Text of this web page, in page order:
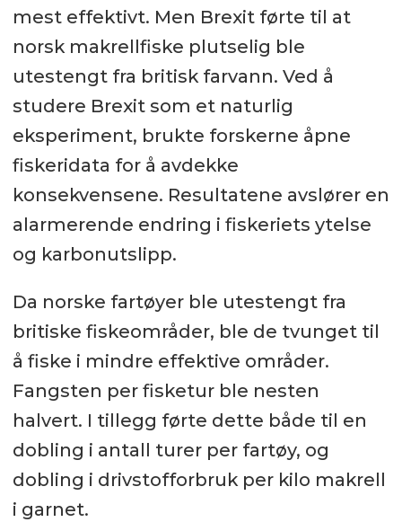
mest effektivt. Men Brexit førte til at
norsk makrellfiske plutselig ble
utestengt fra britisk farvann. Ved å
studere Brexit som et naturlig
eksperiment, brukte forskerne åpne
fiskeridata for å avdekke
konsekvensene. Resultatene avslører en
alarmerende endring i fiskeriets ytelse
og karbonutslipp.
Da norske fartøyer ble utestengt fra
britiske fiskeområder, ble de tvunget til
å fiske i mindre effektive områder.
Fangsten per fisketur ble nesten
halvert. I tillegg førte dette både til en
dobling i antall turer per fartøy, og
dobling i drivstofforbruk per kilo makrell
i garnet.